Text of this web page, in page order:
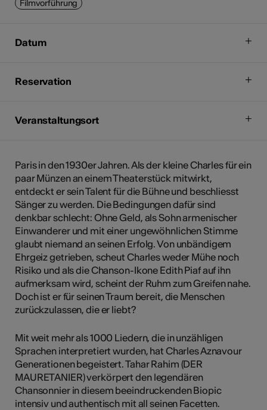
Filmvorführung
Datum
Reservation
Veranstaltungsort
Paris in den 1930er Jahren. Als der kleine Charles für ein
paar Münzen an einem Theaterstück mitwirkt,
entdeckt er sein Talent für die Bühne und beschliesst
Sänger zu werden. Die Bedingungen dafür sind
denkbar schlecht: Ohne Geld, als Sohn armenischer
Einwanderer und mit einer ungewöhnlichen Stimme
glaubt niemand an seinen Erfolg. Von unbändigem
Ehrgeiz getrieben, scheut Charles weder Mühe noch
Risiko und als die Chanson-Ikone Edith Piaf auf ihn
aufmerksam wird, scheint der Ruhm zum Greifen nahe.
Doch ist er für seinen Traum bereit, die Menschen
zurückzulassen, die er liebt?
Mit weit mehr als 1000 Liedern, die in unzähligen
Sprachen interpretiert wurden, hat Charles Aznavour
Generationen begeistert. Tahar Rahim (DER
MAURETANIER) verkörpert den legendären
Chansonnier in diesem beeindruckenden Biopic
intensiv und authentisch mit all seinen Facetten.